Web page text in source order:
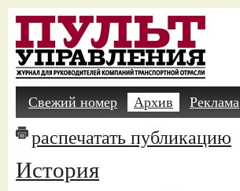
Свежий номер Архив Реклама
распечатать публикацию
История